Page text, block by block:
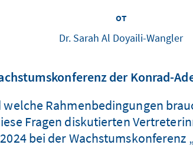
от
Dr. Sarah Al Doyaili-Wangler
der Konrad-
Rahmenbedingungen
Fragen diskutierten
bei der